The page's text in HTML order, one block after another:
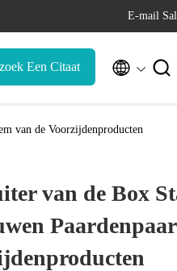
E-mail
Een Citaat  
van de Voorzijdenproducten
van de Box